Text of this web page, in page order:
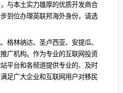
与本土实力雄厚的优质开发商合
到位办理英联邦海外身份，请选
格林纳达、圣卢西亚、安提瓜、
广机构。作为专业的互联网投资
平台和各频道提供专业的、及时
足广大企业和互联网用户对移民